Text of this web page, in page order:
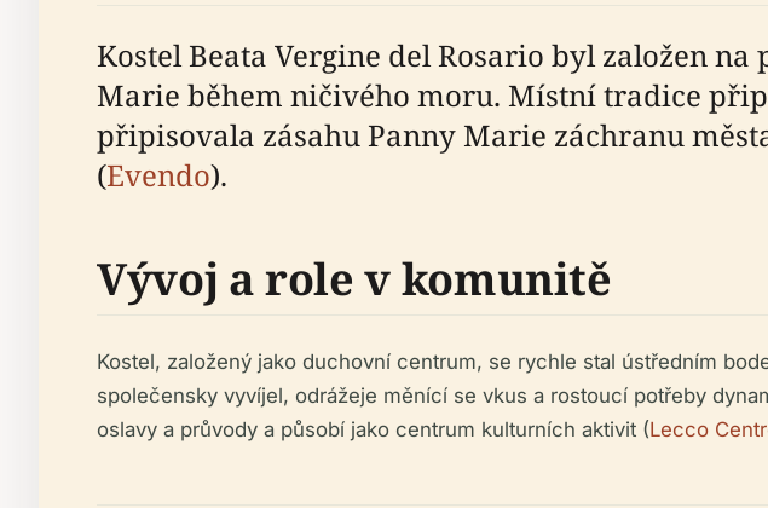
Kostel Beata Vergine del Rosario byl založen
Marie během ničivého moru. Místní tradice
připisovala zásahu Panny Marie záchranu
(Evendo).
Vývoj a role v komunitě
Kostel, založený jako duchovní centrum, se rychle stal ústředním
společensky vyvíjel, odrážeje měnící se vkus a rostoucí potřeby
oslavy a průvody a působí jako centrum kulturních aktivit (Lecco